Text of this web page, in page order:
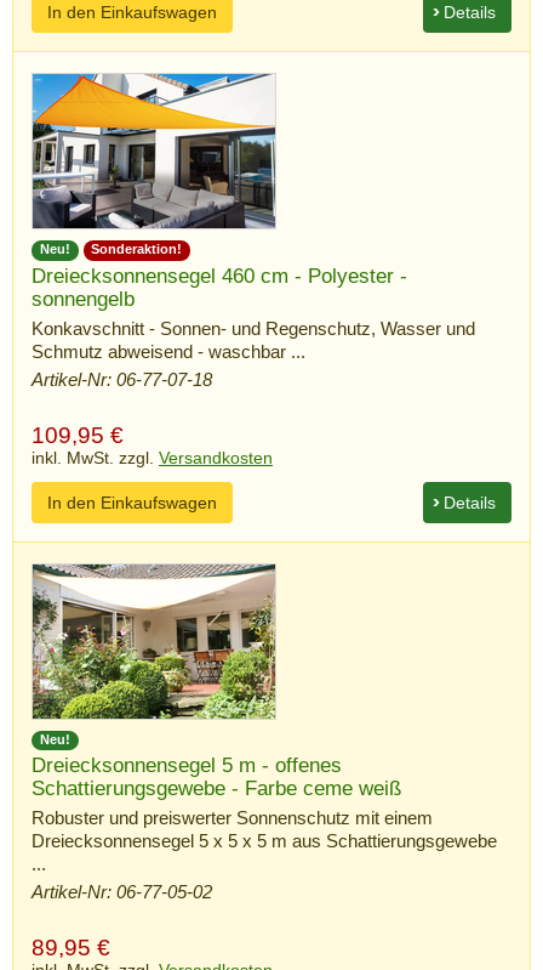
Details
In den Einkaufswagen
Neu! Sonderaktion!
Dreiecksonnensegel 460 cm - Polyester -
sonnengelb
Konkavschnitt - Sonnen- und Regenschutz, Wasser und
Schmutz abweisend - waschbar ...
Artikel-Nr: 06-77-07-18
109,95 €
inkl. MwSt. zzgl. Versandkosten
Details
In den Einkaufswagen
Neu!
Dreiecksonnensegel 5 m - offenes
Schattierungsgewebe - Farbe ceme weiß
Robuster und preiswerter Sonnenschutz mit einem
Dreiecksonnensegel 5 x 5 x 5 m aus Schattierungsgewebe
...
Artikel-Nr: 06-77-05-02
89,95 €